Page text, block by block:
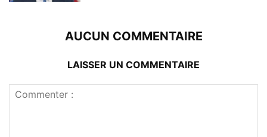
AUCUN COMMENTAIRE
LAISSER UN COMMENTAIRE